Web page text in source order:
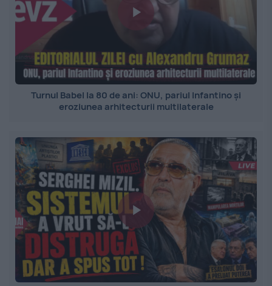
Turnul Babel la 80 de ani: ONU, pariul Infantino și
eroziunea arhitecturii multilaterale